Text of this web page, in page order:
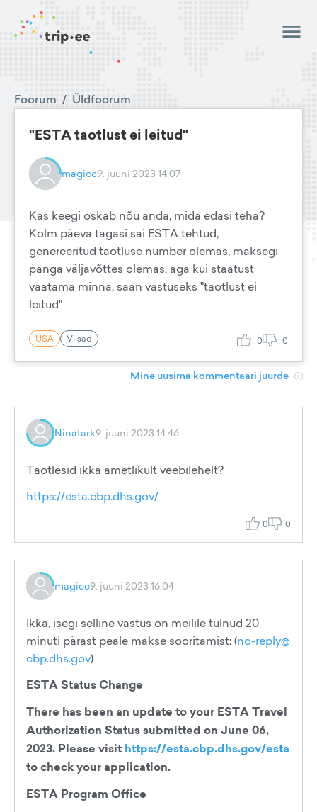
Foorum / Üldfoorum
"ESTA taotlust ei leitud"
magicc9. juuni 2023 14:07
Kas keegi oskab nõu anda, mida edasi teha?
Kolm päeva tagasi sai ESTA tehtud,
genereeritud taotluse number olemas, maksegi
panga väljavõttes olemas, aga kui staatust
vaatama minna, saan vastuseks "taotlust ei
leitud"
USA Viisad 0 0
Mine uusima kommentaari juurde
Ninatark9. juuni 2023 14:46
Taotlesid ikka ametlikult veebilehelt?
https://esta.cbp.dhs.gov/
0 0
magicc9. juuni 2023 16:04
Ikka, isegi selline vastus on meilile tulnud 20
minuti pärast peale makse sooritamist: (no-reply@
cbp.dhs.gov)
ESTA Status Change
There has been an update to your ESTA Travel
Authorization Status submitted on June 06,
2023. Please visit https://esta.cbp.dhs.gov/esta
to check your application.
ESTA Program Office